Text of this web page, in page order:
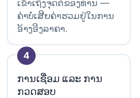
ເຂົ້າເຖິງຈຸດຕໍ່ຂອງທ່ານ —
ຄ່າບໍ່ເສີຍຄ່າຮວມຢູ່ໃນການ
ອ້າງອີງລາຄາ.
ການເຊື່ອມ ແລະ ການ
ກວດສອບ